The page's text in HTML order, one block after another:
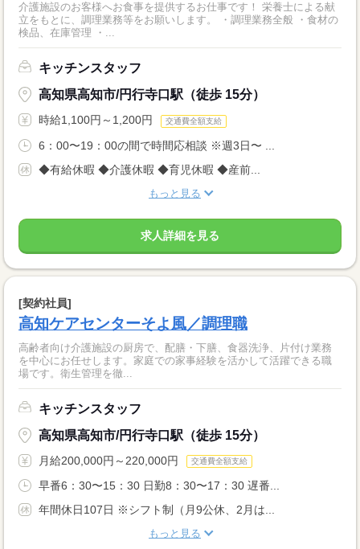
介護施設のお客様へお食事を提供するお仕事です！ 栄養士による献
立をもとに、調理業務等をお願いします。 ・調理業務全般 ・食材の
検品、在庫管理 ・...
キッチンスタッフ
高知県高知市/円行寺口駅（徒歩 15分）
時給1,100円～1,200円 交通費全額支給
6：00〜19：00の間で時間応相談 ※週3日〜 ...
◆有給休暇 ◆介護休暇 ◆育児休暇 ◆産前...
もっと見る
求人詳細を見る
[契約社員]
高知ケアセンターそよ風／調理職
高齢者向け介護施設の厨房で、配膳・下膳、食器洗浄、片付け業務
を中心にお任せします。家庭での家事経験を活かして活躍できる職
場です。衛生管理を徹...
キッチンスタッフ
高知県高知市/円行寺口駅（徒歩 15分）
月給200,000円～220,000円 交通費全額支給
早番6：30〜15：30 日勤8：30〜17：30 遅番...
年間休日107日 ※シフト制（月9公休、2月は...
もっと見る